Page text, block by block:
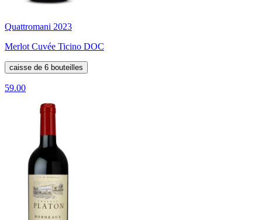
Quattromani 2023
Merlot Cuvée Ticino DOC
caisse de 6 bouteilles
59.00